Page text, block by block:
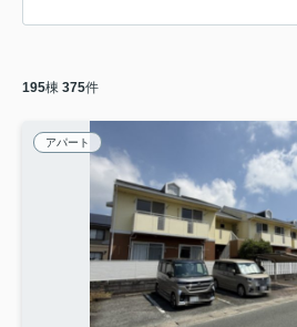
195棟 375件
アパート